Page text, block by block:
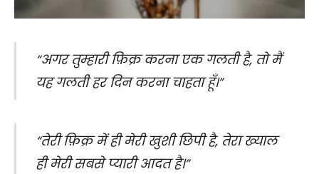
“अगर तुम्हारी फ़िक्र करना एक गलती है, तो मैं
यह गलती हर दिन करना चाहता हूँ।”
“तेरी फ़िक्र में ही मेरी खुशी छिपी है, तेरा ख्याल
ही मेरी सबसे प्यारी आदत है।”